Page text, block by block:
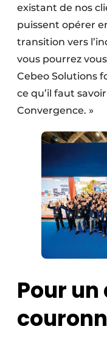
existant de nos
puissent opérer
transition vers
vous pourrez
Cebeo Solutions
ce qu’il faut
Convergence. »
Pour